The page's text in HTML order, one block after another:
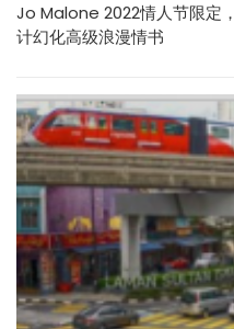
Jo Malone 2022情人节限定
计幻化高级浪漫情书